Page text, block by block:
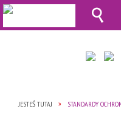
JESTEŚ TUTAJ STANDARDY